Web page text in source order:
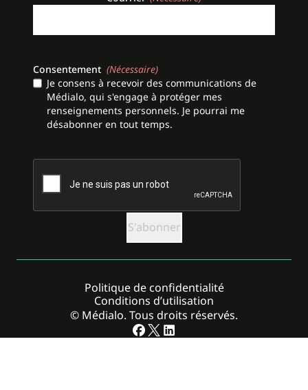
Consentement (Nécessaire)
Je consens à recevoir des communications de
Médialo, qui s'engage à protéger mes
renseignements personnels. Je pourrai me
désabonner en tout temps.
CAPTCHA
© Médialo. Tous droits réservés.
Politique de confidentialité
Conditions d’utilisation